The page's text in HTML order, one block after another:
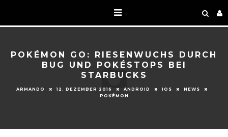
POKÉMON GO: RIESENWUCHS DURCH
BUG UND POKÉSTOPS BEI
STARBUCKS
ARMANDO 12. DEZEMBER 2016 ANDROID IOS
NEWS
POKÉMON